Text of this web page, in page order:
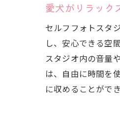
愛犬がリラック
セルフフォトスタ
し、安心できる空
スタジオ内の音量
は、自由に時間を
に収めることがで